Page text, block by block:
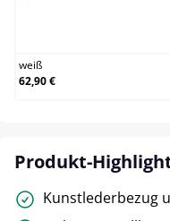
weiß
62,90 €
Produkt-
Kunstlederbezug